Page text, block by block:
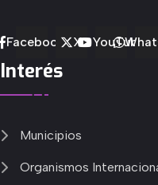
Facebook X YouTube
Interés
Municipios
Organismos